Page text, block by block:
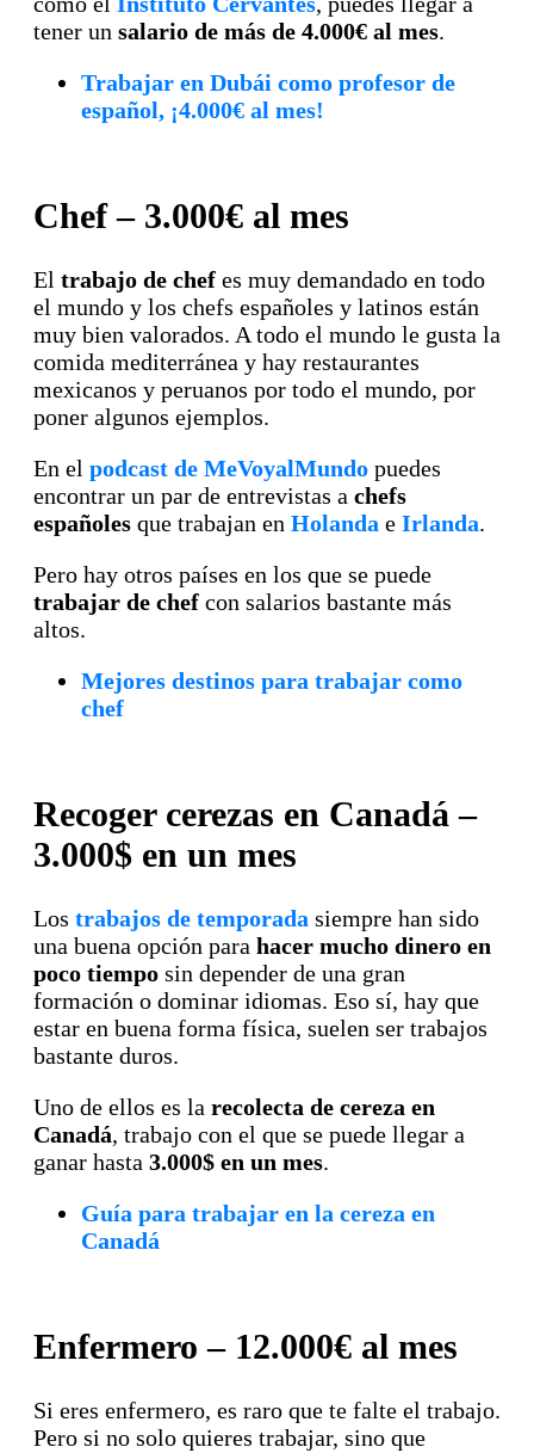
tener un salario de más de 4.000€ al mes.
Trabajar en Dubái como profesor de
español, ¡4.000€ al mes!
Chef – 3.000€ al mes
El trabajo de chef es muy demandado en todo
el mundo y los chefs españoles y latinos están
muy bien valorados. A todo el mundo le gusta la
comida mediterránea y hay restaurantes
mexicanos y peruanos por todo el mundo, por
poner algunos ejemplos.
En el podcast de MeVoyalMundo puedes
encontrar un par de entrevistas a chefs
españoles que trabajan en Holanda e Irlanda.
Pero hay otros países en los que se puede
trabajar de chef con salarios bastante más
altos.
Mejores destinos para trabajar como
chef
Recoger cerezas en Canadá –
3.000$ en un mes
Los trabajos de temporada siempre han sido
una buena opción para hacer mucho dinero en
poco tiempo sin depender de una gran
formación o dominar idiomas. Eso sí, hay que
estar en buena forma física, suelen ser trabajos
bastante duros.
Uno de ellos es la recolecta de cereza en
Canadá, trabajo con el que se puede llegar a
ganar hasta 3.000$ en un mes.
Guía para trabajar en la cereza en
Canadá
Enfermero – 12.000€ al mes
Si eres enfermero, es raro que te falte el trabajo.
Pero si no solo quieres trabajar, sino que